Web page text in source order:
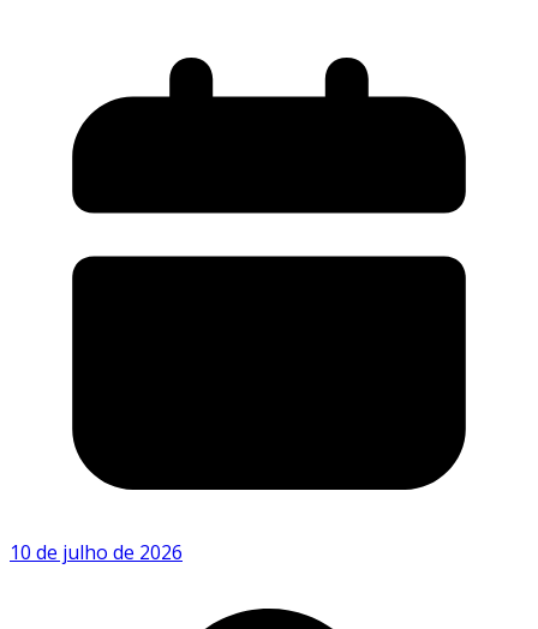
10 de julho de 2026